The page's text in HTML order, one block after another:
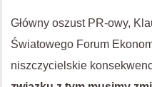
Główny oszust PR-owy,
Światowego Forum
niszczycielskie